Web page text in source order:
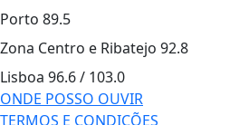
Porto 89.5
Zona Centro e Ribatejo 92.8
Lisboa 96.6 / 103.0
ONDE POSSO OUVIR
TERMOS E CONDIÇÕES